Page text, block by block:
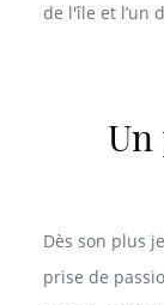
de l'île et l’un
Un
Dès son plus
prise de